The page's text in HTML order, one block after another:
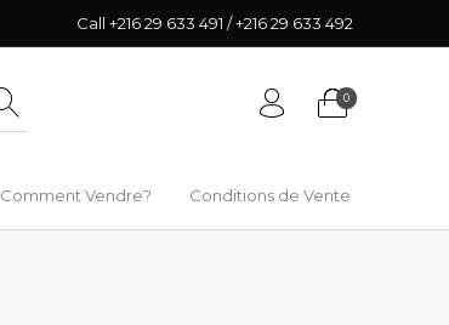
Call +216 29 633 491 / +216 29 633 492
0
Comment Vendre? Conditions de Vente